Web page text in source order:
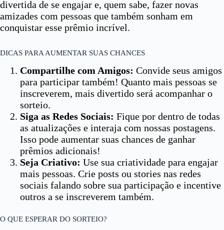
divertida de se engajar e, quem sabe, fazer novas
amizades com pessoas que também sonham em
conquistar esse prêmio incrível.
DICAS PARA AUMENTAR SUAS CHANCES
Compartilhe com Amigos: Convide seus amigos
para participar também! Quanto mais pessoas se
inscreverem, mais divertido será acompanhar o
sorteio.
Siga as Redes Sociais: Fique por dentro de todas
as atualizações e interaja com nossas postagens.
Isso pode aumentar suas chances de ganhar
prêmios adicionais!
Seja Criativo: Use sua criatividade para engajar
mais pessoas. Crie posts ou stories nas redes
sociais falando sobre sua participação e incentive
outros a se inscreverem também.
O QUE ESPERAR DO SORTEIO?